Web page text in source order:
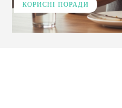
КОРИСНІ ПОРАДИ